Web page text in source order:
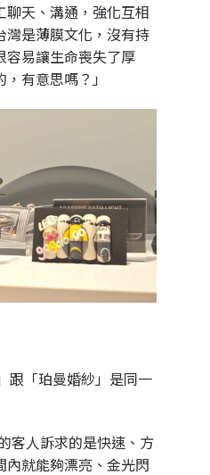
聊天、溝通，強化互相
灣是薄膜文化，沒有持
容易讓生命喪失了厚
，有意思嗎？」
跟「珀曼婚紗」是同一
客人訴求的是快速、方
內就能夠漂亮、金光閃